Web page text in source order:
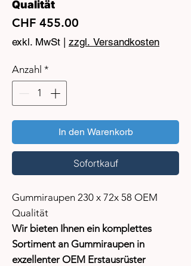
Qualität
CHF 455.00
exkl. MwSt zzgl. Versandkosten
Anzahl *
In den Warenkorb
Sofortkauf
Gummiraupen 230 x 72x 58 OEM
Qualität
Wir bieten Ihnen ein komplettes
Sortiment an Gummiraupen in
exzellenter OEM Erstausrüster